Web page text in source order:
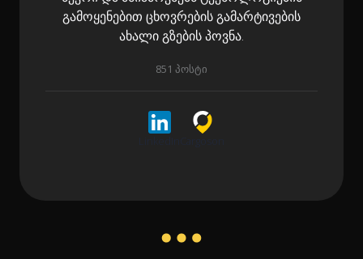
გამოყენებით ცხოვრების გამარტივების
ახალი გზების პოვნა.
851 პოსტი